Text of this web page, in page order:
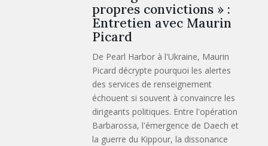
propres convictions » :
Entretien avec Maurin
Picard
De Pearl Harbor à l'Ukraine, Maurin
Picard décrypte pourquoi les alertes
des services de renseignement
échouent si souvent à convaincre les
dirigeants politiques. Entre l'opération
Barbarossa, l'émergence de Daech et
la guerre du Kippour, la dissonance